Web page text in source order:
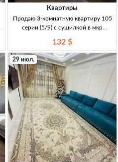
Квартиры
Продаю 3-комнатную квартиру 105
серии (5/9) с сушилкой в мкр
5/9 эт, сушилка, 2 утепл. застекл.
лоджии (кух+зал), пластиковые окна,
натяжные пото
132 $
29 июл.